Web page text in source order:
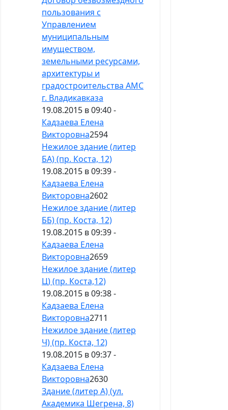
пользования с
Управлением
муниципальным
имуществом,
земельными ресурсами,
архитектуры и
градостроительства АМС
г. Владикавказа
19.08.2015 в 09:40 -
Кадзаева Елена
Викторовна2594
Нежилое здание (литер
БА) (пр. Коста, 12)
19.08.2015 в 09:39 -
Кадзаева Елена
Викторовна2602
Нежилое здание (литер
ББ) (пр. Коста, 12)
19.08.2015 в 09:39 -
Кадзаева Елена
Викторовна2659
Нежилое здание (литер
Ц) (пр. Коста,12)
19.08.2015 в 09:38 -
Кадзаева Елена
Викторовна2711
Нежилое здание (литер
Ч) (пр. Коста, 12)
19.08.2015 в 09:37 -
Кадзаева Елена
Викторовна2630
Здание (литер А) (ул.
Академика Шегрена, 8)